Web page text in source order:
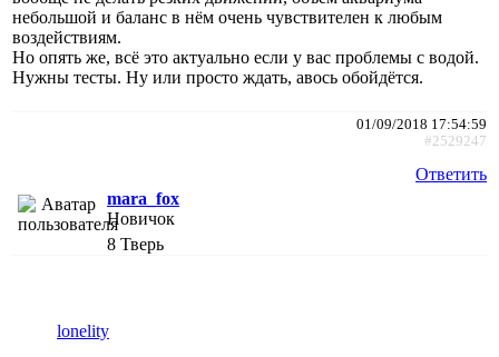
небольшой и баланс в нём очень чувствителен к любым
воздействиям.
Но опять же, всё это актуально если у вас проблемы с водой.
Нужны тесты. Ну или просто ждать, авось обойдётся.
01/09/2018 17:54:59
#2529247
Ответить
mara_fox
Новичок
8 Тверь
lonelity